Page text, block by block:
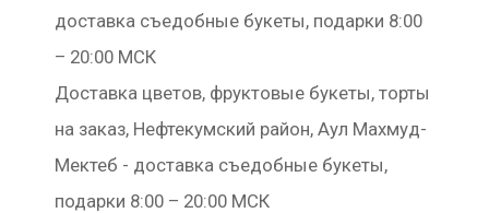
доставка съедобные букеты, подарки 8:00
– 20:00 МСК
Доставка цветов, фруктовые букеты, торты
на заказ, Нефтекумский район, Аул Махмуд-
Мектеб - доставка съедобные букеты,
подарки 8:00 – 20:00 МСК